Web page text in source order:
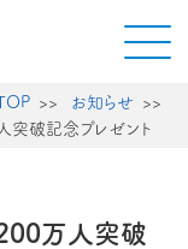
お知らせ
破記念プレゼント
万人突破